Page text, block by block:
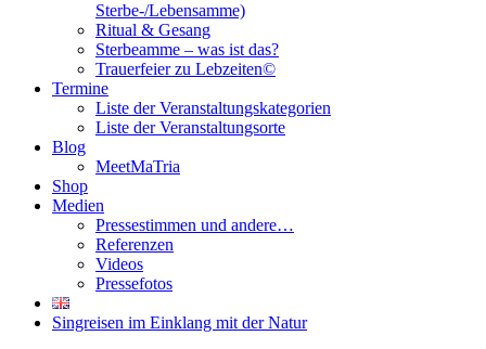
Sterbe-/Lebensamme)
Ritual & Gesang
Sterbeamme – was ist das?
Trauerfeier zu Lebzeiten©
Termine
Liste der Veranstaltungskategorien
Liste der Veranstaltungsorte
Blog
MeetMaTria
Shop
Medien
Pressestimmen und andere…
Referenzen
Videos
Pressefotos
Singreisen im Einklang mit der Natur